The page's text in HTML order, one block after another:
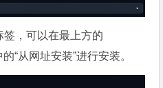
，可以在最上方的
“从网址安装”进行安装。